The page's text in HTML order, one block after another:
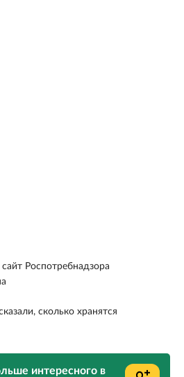
Роспотребнадзора
сколько хранятся
интересного в